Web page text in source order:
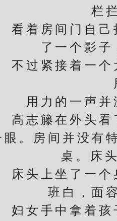
栏
着房间门自己打
了一个影子
过紧接着一个大
用力的一声并没
志籐在外头看了
眼。房间并没有
桌。床
头上坐了一个身
班白，面
女手中拿着孩子